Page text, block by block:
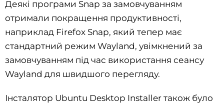
Деякі програми Snap за замовчуванням
отримали покращення продуктивності,
наприклад Firefox Snap, який тепер має
стандартний режим Wayland, увімкнений за
замовчуванням під час використання сеансу
Wayland для швидшого перегляду.
Інсталятор Ubuntu Desktop Installer також було